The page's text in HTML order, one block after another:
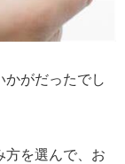
かがだったでし
方を選んで、お